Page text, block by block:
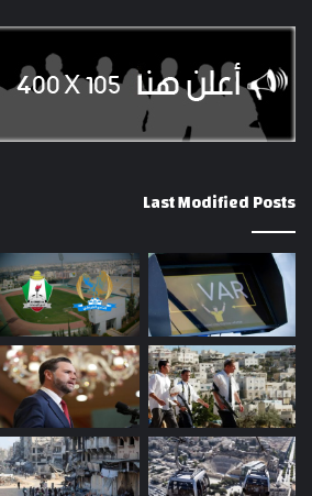
Last Modified Posts